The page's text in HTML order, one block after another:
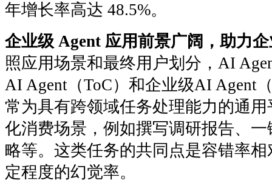
年增长率高达 48.5%。
企业级 Agent 应用前景广阔，助力
照应用场景和最终用户划分，AI
AI Agent（ToC）和企业级AI Agent
常为具有跨领域任务处理能力的通
化消费场景，例如撰写调研报告、
略等。这类任务的共同点是容错率
定程度的幻觉率。